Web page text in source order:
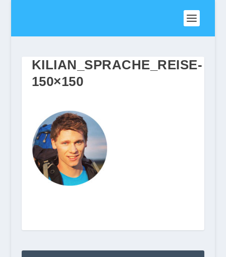
KILIAN_SPRACHE_REISE-
150×150